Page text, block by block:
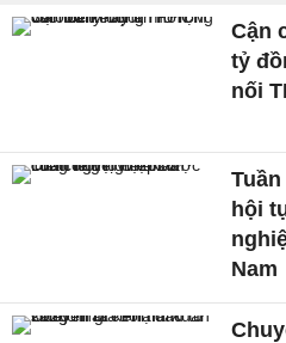
Cận
tỷ
nối
hội
Nam